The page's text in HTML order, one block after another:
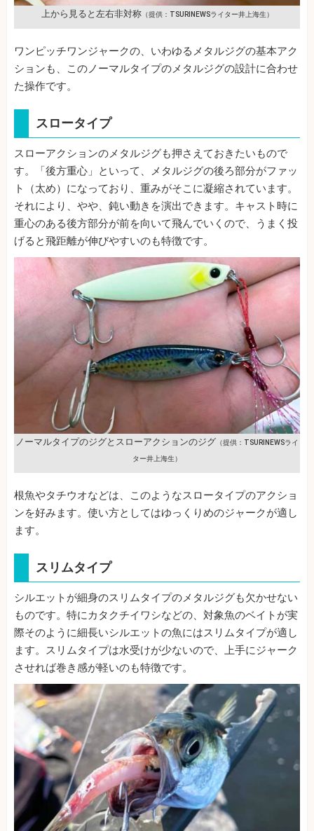
上から見ると左右非対称（提供：TSURINEWSライター井上海生）
ワンピッチワンジャークの、いわゆるメタルジグの基本アク
ションも、このノーマルタイプのメタルジグの設計に合わせ
た操作です。
スロータイプ
スローアクションのメタルジグも押さえておきたいもので
す。「後方重心」といって、メタルジグの後ろ部分がファッ
ト（太め）になっており、重みがそこに凝縮されています。
それにより、やや、鈍い動きを演出できます。キャスト時に
重心のある後方部分が前を向いて飛んでいくので、うまく投
げると飛距離が伸びやすいのも特徴です。
ノーマルタイプのジグとスローアクションのジグ （提供：TSURINEWSライ
ター井上海生）
根魚やタチウオなどは、このようなスロータイプのアクショ
ンを好みます。使い方としてはゆっくりめのジャークが適し
ます。
スリムタイプ
シルエットが細身のスリムタイプのメタルジグも欠かせない
ものです。特にカタクチイワシなどの、対象魚のベイトが実
際そのように細長いシルエットの魚にはスリムタイプが適し
ます。スリムタイプは水受けが少ないので、上手にジャーク
させれば巻き感が軽いのも特徴です。